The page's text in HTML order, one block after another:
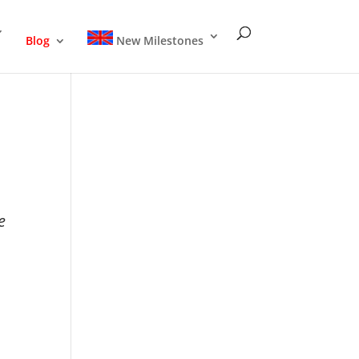
Blog New Milestones